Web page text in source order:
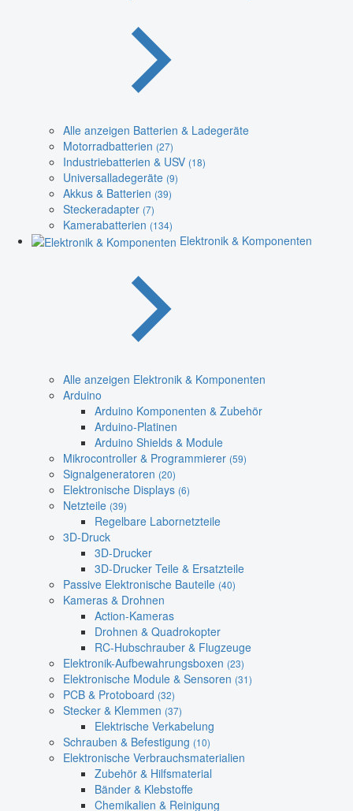
Alle anzeigen Batterien & Ladegeräte
Motorradbatterien (27)
Industriebatterien & USV (18)
Universalladegeräte (9)
Akkus & Batterien (39)
Steckeradapter (7)
Kamerabatterien (134)
Elektronik & Komponenten
Alle anzeigen Elektronik & Komponenten
Arduino
Arduino Komponenten & Zubehör
Arduino-Platinen
Arduino Shields & Module
Mikrocontroller & Programmierer (59)
Signalgeneratoren (20)
Elektronische Displays (6)
Netzteile (39)
Regelbare Labornetzteile
3D-Druck
3D-Drucker
3D-Drucker Teile & Ersatzteile
Passive Elektronische Bauteile (40)
Kameras & Drohnen
Action-Kameras
Drohnen & Quadrokopter
RC-Hubschrauber & Flugzeuge
Elektronik-Aufbewahrungsboxen (23)
Elektronische Module & Sensoren (31)
PCB & Protoboard (32)
Stecker & Klemmen (37)
Elektrische Verkabelung
Schrauben & Befestigung (10)
Elektronische Verbrauchsmaterialien
Zubehör & Hilfsmaterial
Bänder & Klebstoffe
Chemikalien & Reinigung